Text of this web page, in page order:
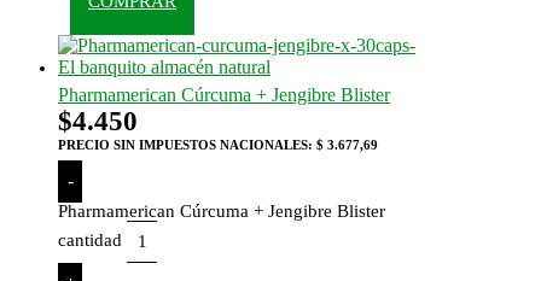
Pharmamerican Cúrcuma + Jengibre Blister
$4.450
PRECIO SIN IMPUESTOS NACIONALES: $ 3.677,69
-
Pharmamerican Cúrcuma + Jengibre Blister
cantidad